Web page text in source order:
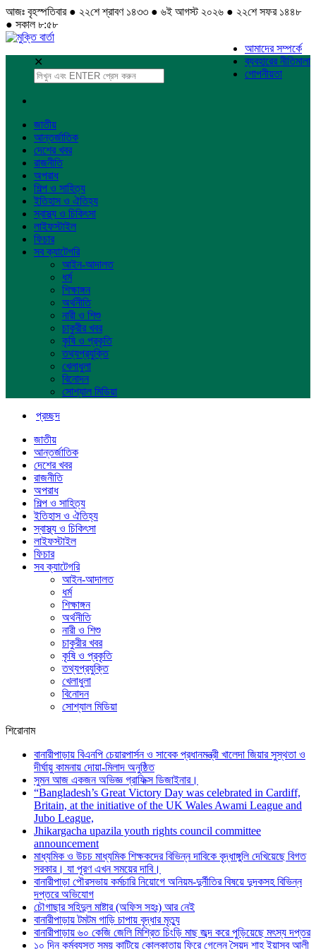
আজঃ বৃহস্পতিবার ● ২২শে শ্রাবণ ১৪৩৩ ● ৬ই আগস্ট ২০২৬ ● ২২শে সফর ১৪৪৮
● সকাল ৮:৫৮
আমাদের সম্পর্কে
ব্যবহারের নীতিমালা
গোপনীয়তা
✕
জাতীয়
আন্তর্জাতিক
দেশের খবর
রাজনীতি
অপরাধ
শিল্প ও সাহিত্য
ইতিহাস ও ঐতিহ্য
স্বাস্থ্য ও চিকিৎসা
লাইফস্টাইল
ফিচার
সব ক্যাটেগরি
আইন-আদালত
ধর্ম
শিক্ষাঙ্গন
অর্থনীতি
নারী ও শিশু
চাকুরীর খবর
কৃষি ও প্রকৃতি
তথ্যপ্রযুক্তি
খেলাধুলা
বিনোদন
সোশ্যাল মিডিয়া
প্রচ্ছদ
জাতীয়
আন্তর্জাতিক
দেশের খবর
রাজনীতি
অপরাধ
শিল্প ও সাহিত্য
ইতিহাস ও ঐতিহ্য
স্বাস্থ্য ও চিকিৎসা
লাইফস্টাইল
ফিচার
সব ক্যাটেগরি
আইন-আদালত
ধর্ম
শিক্ষাঙ্গন
অর্থনীতি
নারী ও শিশু
চাকুরীর খবর
কৃষি ও প্রকৃতি
তথ্যপ্রযুক্তি
খেলাধুলা
বিনোদন
সোশ্যাল মিডিয়া
শিরোনাম
বানারীপাড়ায় বিএনপি চেয়ারপার্সন ও সাবেক প্রধানমন্ত্রী খালেদা জিয়ার সুস্থতা ও
দীর্ঘায়ু কামনায় দোয়া-মিলাদ অনুষ্ঠিত
সুমন আজ একজন অভিজ্ঞ গ্রাফিক্স ডিজাইনার।
“Bangladesh’s Great Victory Day was celebrated in Cardiff,
Britain, at the initiative of the UK Wales Awami League and
Jubo League,
Jhikargacha upazila youth rights council committee
announcement
মাধ্যমিক ও উচচ মাধ্যমিক শিক্ষকদের বিভিন্ন দাবিকে বৃদ্ধাঙ্গুলি দেখিয়েছে বিগত
সরকার। যা পূরণ এখন সময়ের দাবি।
বানারীপাড়া পৌরসভায় কর্মচারি নিয়োগে অনিয়ম-দুর্নীতির বিষয়ে দুদকসহ বিভিন্ন
দপ্তরে অভিযোগ
চৌগাছার সহিদুল মাষ্টার (অফিস সহঃ) আর নেই
বানারীপাড়ায় টমটম গাড়ি চাপায় বৃদ্ধার মৃত্যু
বানারীপাড়ায় ৬০ কেজি জেলি মিশ্রিত চিংড়ি মাছ জব্দ করে পুড়িয়েছে মৎস্য দপ্তর
১০ দিন কর্মব্যস্ত সময় কাটিয়ে কোলকাতায় ফিরে গেলেন সৈয়দ শাহ ইয়াসুব আলী